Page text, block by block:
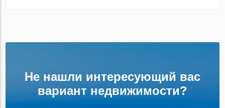
Не нашли интересующий вас
вариант недвижимости?